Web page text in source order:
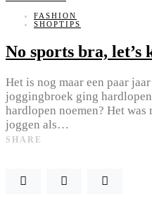
FASHION
SHOPTIPS
No sports bra, let’s
Het is nog maar een paar
joggingbroek ging
hardlopen noemen? Het was
joggen als…
SHARE